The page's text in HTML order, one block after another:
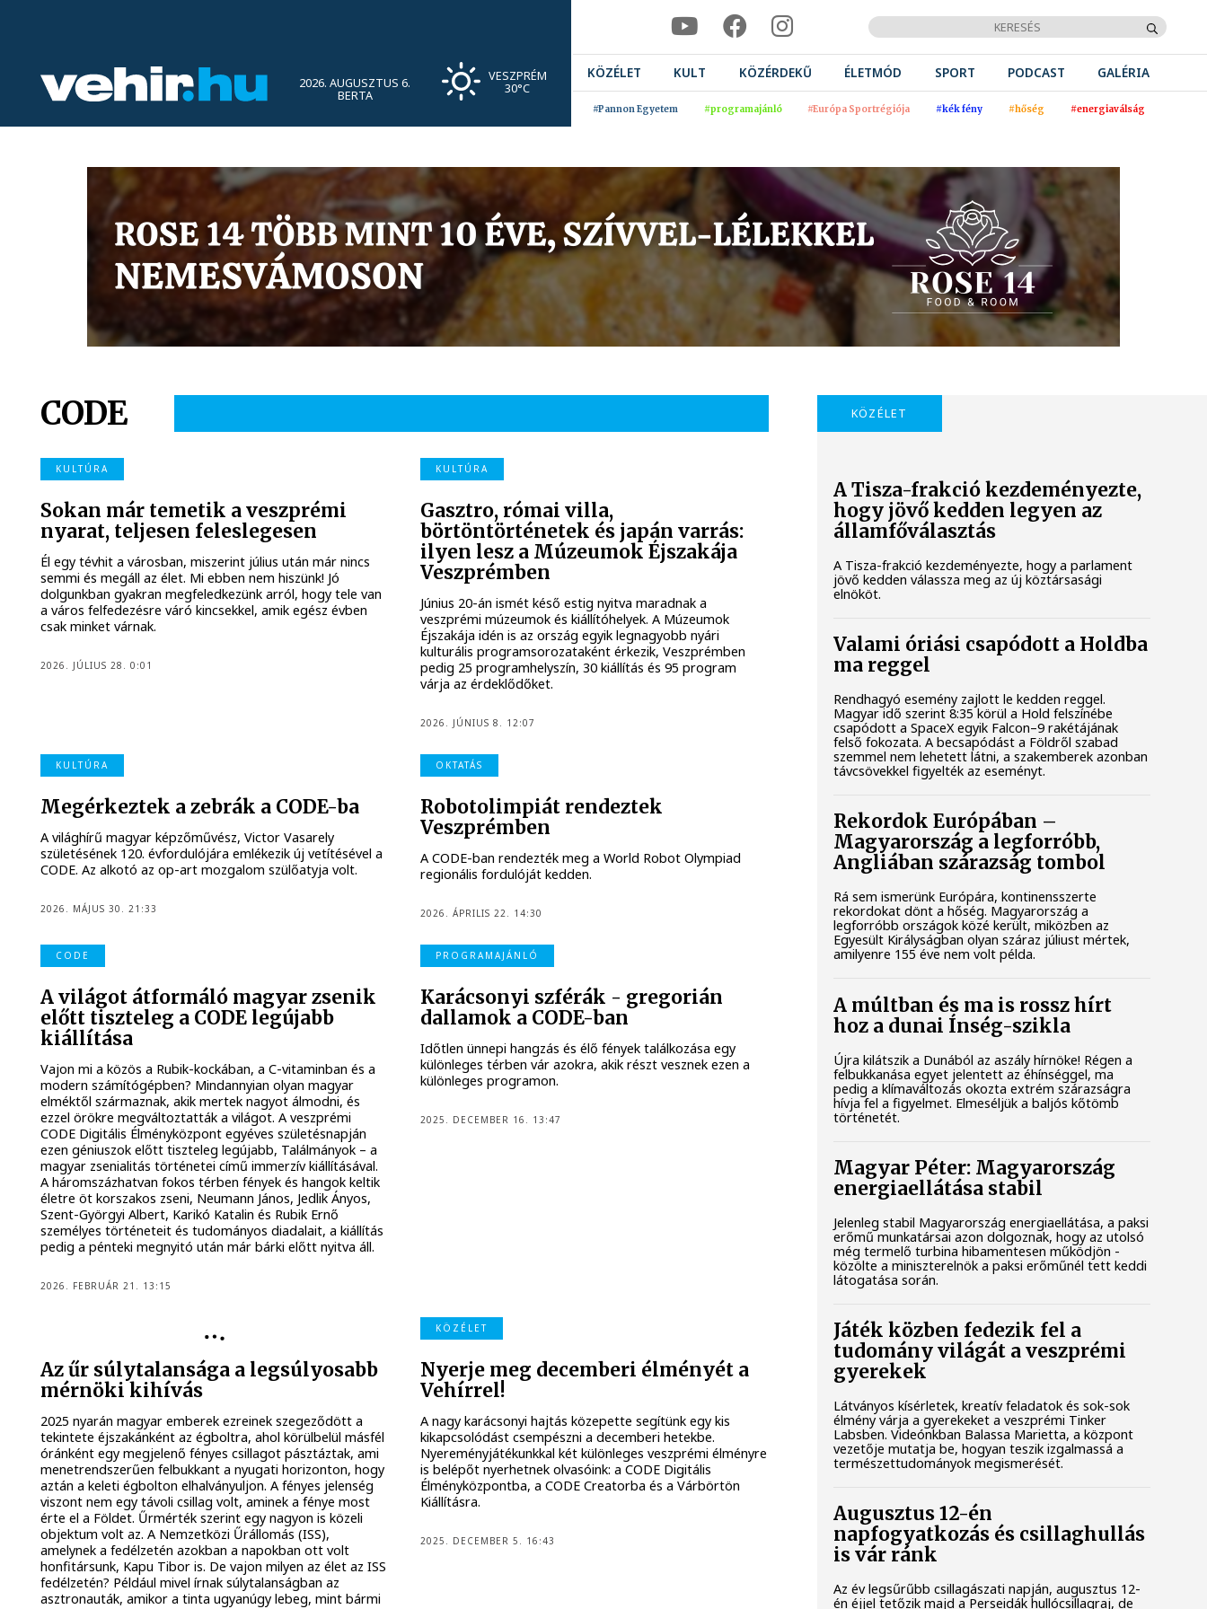
2026. AUGUSZTUS 6.
BERTA
VESZPRÉM
30°C
KÖZÉLET KULT KÖZÉRDEKŰ ÉLETMÓD SPORT PODCAST GALÉRIA
#Pannon Egyetem #programajánló #Európa Sportrégiója #kék fény #hőség #energiaválság
CODE
KULTÚRA
Sokan már temetik a veszprémi
nyarat, teljesen feleslegesen
Él egy tévhit a városban, miszerint július után már nincs
semmi és megáll az élet. Mi ebben nem hiszünk! Jó
dolgunkban gyakran megfeledkezünk arról, hogy tele van
a város felfedezésre váró kincsekkel, amik egész évben
csak minket várnak.
2026. JÚLIUS 28. 0:01
KULTÚRA
Gasztro, római villa,
börtöntörténetek és japán varrás:
ilyen lesz a Múzeumok Éjszakája
Veszprémben
Június 20-án ismét késő estig nyitva maradnak a
veszprémi múzeumok és kiállítóhelyek. A Múzeumok
Éjszakája idén is az ország egyik legnagyobb nyári
kulturális programsorozataként érkezik, Veszprémben
pedig 25 programhelyszín, 30 kiállítás és 95 program
várja az érdeklődőket.
2026. JÚNIUS 8. 12:07
KULTÚRA
Megérkeztek a zebrák a CODE-ba
A világhírű magyar képzőművész, Victor Vasarely
születésének 120. évfordulójára emlékezik új vetítésével a
CODE. Az alkotó az op-art mozgalom szülőatyja volt.
2026. MÁJUS 30. 21:33
OKTATÁS
Robotolimpiát rendeztek
Veszprémben
A CODE-ban rendezték meg a World Robot Olympiad
regionális fordulóját kedden.
2026. ÁPRILIS 22. 14:30
CODE
A világot átformáló magyar zsenik
előtt tiszteleg a CODE legújabb
kiállítása
Vajon mi a közös a Rubik-kockában, a C-vitaminban és a
modern számítógépben? Mindannyian olyan magyar
elméktől származnak, akik mertek nagyot álmodni, és
ezzel örökre megváltoztatták a világot. A veszprémi
CODE Digitális Élményközpont egyéves születésnapján
ezen géniuszok előtt tiszteleg legújabb, Találmányok – a
magyar zsenialitás történetei című immerzív kiállításával.
A háromszázhatvan fokos térben fények és hangok keltik
életre öt korszakos zseni, Neumann János, Jedlik Ányos,
Szent-Györgyi Albert, Karikó Katalin és Rubik Ernő
személyes történeteit és tudományos diadalait, a kiállítás
pedig a pénteki megnyitó után már bárki előtt nyitva áll.
2026. FEBRUÁR 21. 13:15
PROGRAMAJÁNLÓ
Karácsonyi szférák - gregorián
dallamok a CODE-ban
Időtlen ünnepi hangzás és élő fények találkozása egy
különleges térben vár azokra, akik részt vesznek ezen a
különleges programon.
2025. DECEMBER 16. 13:47
Az űr súlytalansága a legsúlyosabb
mérnöki kihívás
2025 nyarán magyar emberek ezreinek szegeződött a
tekintete éjszakánként az égboltra, ahol körülbelül másfél
óránként egy megjelenő fényes csillagot pásztáztak, ami
menetrendszerűen felbukkant a nyugati horizonton, hogy
aztán a keleti égbolton elhalványuljon. A fényes jelenség
viszont nem egy távoli csillag volt, aminek a fénye most
érte el a Földet. Űrmérték szerint egy nagyon is közeli
objektum volt az. A Nemzetközi Űrállomás (ISS),
amelynek a fedélzetén azokban a napokban ott volt
honfitársunk, Kapu Tibor is. De vajon milyen az élet az ISS
fedélzetén? Például mivel írnak súlytalanságban az
asztronauták, amikor a tinta ugyanúgy lebeg, mint bármi
KÖZÉLET
Nyerje meg decemberi élményét a
Vehírrel!
A nagy karácsonyi hajtás közepette segítünk egy kis
kikapcsolódást csempészni a decemberi hetekbe.
Nyereményjátékunkkal két különleges veszprémi élményre
is belépőt nyerhetnek olvasóink: a CODE Digitális
Élményközpontba, a CODE Creatorba és a Várbörtön
Kiállításra.
2025. DECEMBER 5. 16:43
KÖZÉLET
A Tisza-frakció kezdeményezte,
hogy jövő kedden legyen az
államfőválasztás
A Tisza-frakció kezdeményezte, hogy a parlament
jövő kedden válassza meg az új köztársasági
elnököt.
Valami óriási csapódott a Holdba
ma reggel
Rendhagyó esemény zajlott le kedden reggel.
Magyar idő szerint 8:35 körül a Hold felszínébe
csapódott a SpaceX egyik Falcon–9 rakétájának
felső fokozata. A becsapódást a Földről szabad
szemmel nem lehetett látni, a szakemberek azonban
távcsövekkel figyelték az eseményt.
Rekordok Európában –
Magyarország a legforróbb,
Angliában szárazság tombol
Rá sem ismerünk Európára, kontinensszerte
rekordokat dönt a hőség. Magyarország a
legforróbb országok közé került, miközben az
Egyesült Királyságban olyan száraz júliust mértek,
amilyenre 155 éve nem volt példa.
A múltban és ma is rossz hírt
hoz a dunai Ínség-szikla
Újra kilátszik a Dunából az aszály hírnöke! Régen a
felbukkanása egyet jelentett az éhínséggel, ma
pedig a klímaváltozás okozta extrém szárazságra
hívja fel a figyelmet. Elmeséljük a baljós kőtömb
történetét.
Magyar Péter: Magyarország
energiaellátása stabil
Jelenleg stabil Magyarország energiaellátása, a paksi
erőmű munkatársai azon dolgoznak, hogy az utolsó
még termelő turbina hibamentesen működjön -
közölte a miniszterelnök a paksi erőműnél tett keddi
látogatása során.
Játék közben fedezik fel a
tudomány világát a veszprémi
gyerekek
Látványos kísérletek, kreatív feladatok és sok-sok
élmény várja a gyerekeket a veszprémi Tinker
Labsben. Videónkban Balassa Marietta, a központ
vezetője mutatja be, hogyan teszik izgalmassá a
természettudományok megismerését.
Augusztus 12-én
napfogyatkozás és csillaghullás
is vár ránk
Az év legsűrűbb csillagászati napján, augusztus 12-
én éjjel tetőzik majd a Perseidák hullócsillagraj, de